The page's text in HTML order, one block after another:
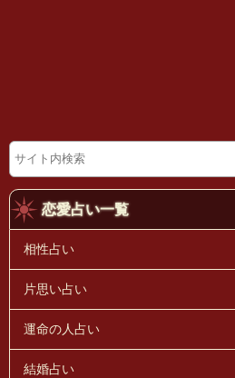
恋愛占い一覧
相性占い
片思い占い
運命の人占い
結婚占い